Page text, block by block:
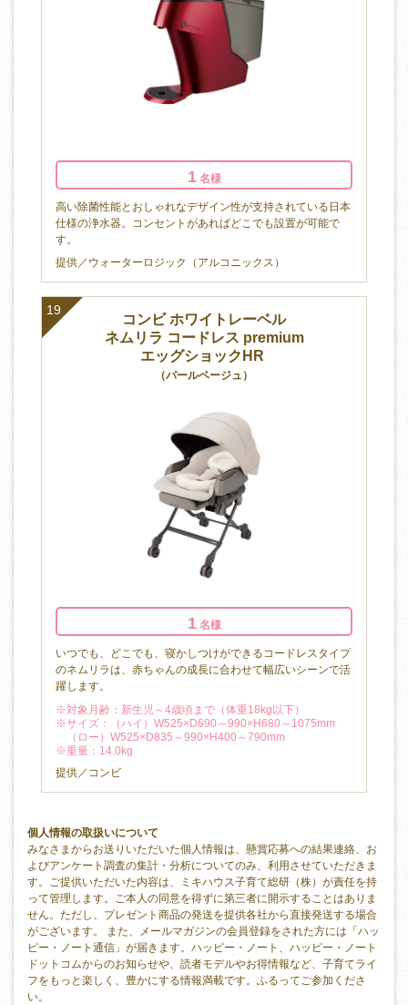
1 名様
高い除菌性能とおしゃれなデザイン性が支持されている日本
仕様の浄水器。コンセントがあればどこでも設置が可能で
す。
提供／ウォーターロジック（アルコニックス）
19
コンビ ホワイトレーベル
ネムリラ コードレス premium
エッグショックHR
（パールベージュ）
1 名様
いつでも、どこでも、寝かしつけができるコードレスタイプ
のネムリラは、赤ちゃんの成長に合わせて幅広いシーンで活
躍します。
※対象月齢：新生児～4歳頃まで（体重18kg以下）
※サイズ：（ハイ）W525×D690～990×H680～1075mm
（ロー）W525×D835～990×H400～790mm
※重量：14.0kg
提供／コンビ
個人情報の取扱いについて
みなさまからお送りいただいた個人情報は、懸賞応募への結果連絡、お
よびアンケート調査の集計・分析についてのみ、利用させていただきま
す。ご提供いただいた内容は、ミキハウス子育て総研（株）が責任を持
って管理します。ご本人の同意を得ずに第三者に開示することはありま
せん。ただし、プレゼント商品の発送を提供各社から直接発送する場合
がございます。 また、メールマガジンの会員登録をされた方には「ハッ
ピー・ノート通信」が届きます。ハッピー・ノート、ハッピー・ノート
ドットコムからのお知らせや、読者モデルやお得情報など、子育てライ
フをもっと楽しく、豊かにする情報満載です。ふるってご参加くださ
い。